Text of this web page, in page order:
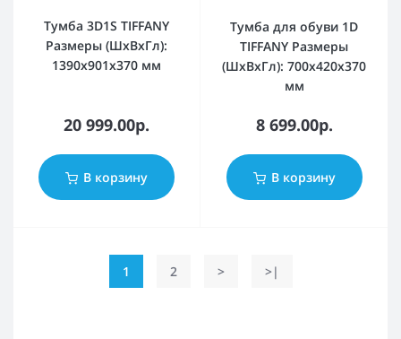
Тумба 3D1S TIFFANY
Размеры (ШхВхГл):
1390х901х370 мм
20 999.00р.
В корзину
Тумба для обуви 1D
TIFFANY Размеры
(ШхВхГл): 700x420х370
мм
8 699.00р.
В корзину
1 2 > >|